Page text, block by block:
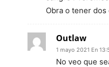
Obra o tener
Outlaw
1 mayo 2021 En
No veo que